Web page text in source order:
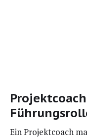
Ein Pro­jekt­coach